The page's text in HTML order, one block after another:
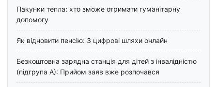
Пакунки тепла: хто зможе отримати гуманітарну
допомогу
Як відновити пенсію: 3 цифрові шляхи онлайн
Безкоштовна зарядна станція для дітей з інвалідністю
(підгрупа А): Прийом заяв вже розпочався